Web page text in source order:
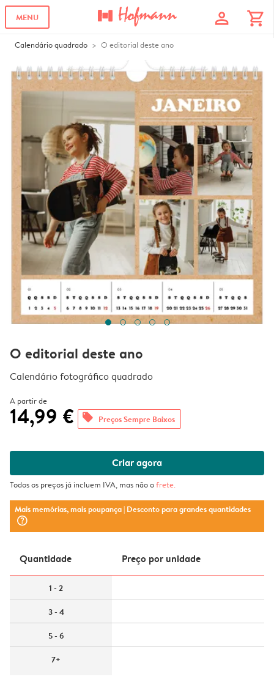
MENU profile shopping_cart
Calendário quadrado O editorial deste ano
O editorial deste ano
Calendário fotográfico quadrado
A partir de
14,99 € offers Preços Sempre Baixos
Criar agora
Todos os preços já incluem IVA, mas não ofrete.
Mais memórias, mais poupança| Desconto para grandes quantidades
question_mark_circle
Quantidade Preço por unidade
1 - 2
3 - 4
5 - 6
7+